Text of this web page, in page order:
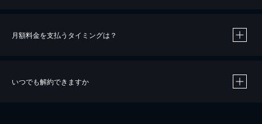
※40％ポイント還元の対象は、クレジットカード決済による作品の購入 / レンタルです。
iOSアプリのUコイン決済による作品の購入 / レンタルは、20％のポイント還元です。
月額料金を支払うタイミングは？
いつでも解約できますか